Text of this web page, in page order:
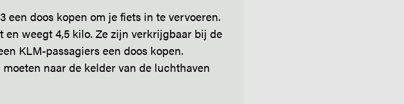
een doos kopen om je fiets in te vervoeren.
en weegt 4,5 kilo. Ze zijn verkrijgbaar bij de
KLM-passagiers een doos kopen.
naar de kelder van de luchthaven